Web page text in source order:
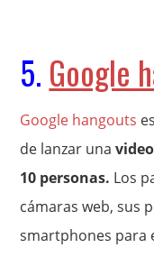
5. Google
Google hangouts
de lanzar una
10 personas. Los
cámaras web, sus
smartphones para